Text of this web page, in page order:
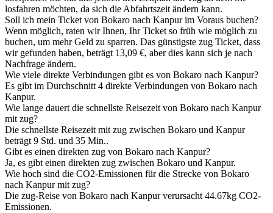
losfahren möchten, da sich die Abfahrtszeit ändern kann.
Soll ich mein Ticket von Bokaro nach Kanpur im Voraus buchen?
Wenn möglich, raten wir Ihnen, Ihr Ticket so früh wie möglich zu
buchen, um mehr Geld zu sparren. Das günstigste zug Ticket, dass
wir gefunden haben, beträgt 13,09 €, aber dies kann sich je nach
Nachfrage ändern.
Wie viele direkte Verbindungen gibt es von Bokaro nach Kanpur?
Es gibt im Durchschnitt 4 direkte Verbindungen von Bokaro nach
Kanpur.
Wie lange dauert die schnellste Reisezeit von Bokaro nach Kanpur
mit zug?
Die schnellste Reisezeit mit zug zwischen Bokaro und Kanpur
beträgt 9 Std. und 35 Min..
Gibt es einen direkten zug von Bokaro nach Kanpur?
Ja, es gibt einen direkten zug zwischen Bokaro und Kanpur.
Wie hoch sind die CO2-Emissionen für die Strecke von Bokaro
nach Kanpur mit zug?
Die zug-Reise von Bokaro nach Kanpur verursacht 44.67kg CO2-
Emissionen.